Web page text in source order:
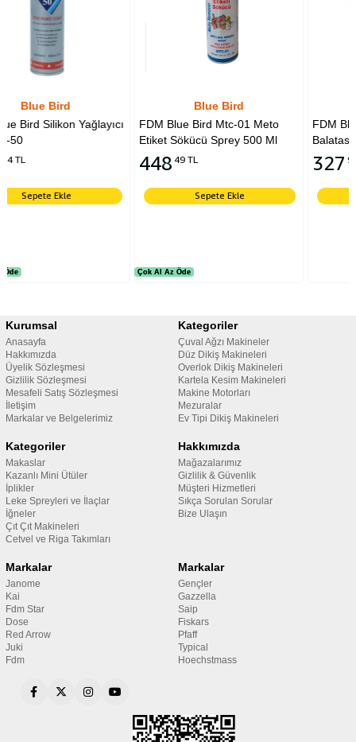
FDM Blue Bird Mtc-01 Meto
Etiket Sökücü Sprey 500 Ml
Sepete Ekle
FDM Blue Bird BB-100
Balatası Temizleme Spreyi
Sepete Ekle
Kurumsal
Anasayfa
Hakkımızda
Üyelik Sözleşmesi
Gizlilik Sözleşmesi
Mesafeli Satış Sözleşmesi
İletişim
Markalar ve Belgelerimiz
Kategoriler
Çuval Ağzı Makineler
Düz Dikiş Makineleri
Overlok Dikiş Makineleri
Kartela Kesim Makineleri
Makine Motorları
Mezuralar
Ev Tipi Dikiş Makineleri
Kategoriler
Makaslar
Kazanlı Mini Ütüler
İplikler
Leke Spreyleri ve İlaçlar
İğneler
Çıt Çıt Makineleri
Cetvel ve Riga Takımları
Hakkımızda
Mağazalarımız
Gizlilik & Güvenlik
Müşteri Hizmetleri
Sıkça Sorulan Sorular
Bize Ulaşın
Markalar
Janome
Kai
Fdm Star
Dose
Red Arrow
Juki
Fdm
Markalar
Gençler
Gazzella
Saip
Fiskars
Pfaff
Typical
Hoechstmass